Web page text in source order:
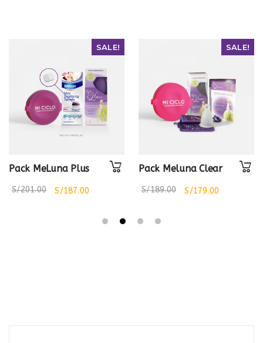
SALE!
Pack MeLuna Plus
S/201.00 S/187.00
SALE!
Pack Meluna Clear
S/189.00 S/179.00